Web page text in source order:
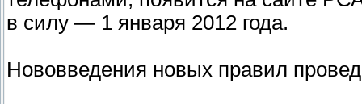
в силу — 1 января 2012 года.
Нововведения новых правил